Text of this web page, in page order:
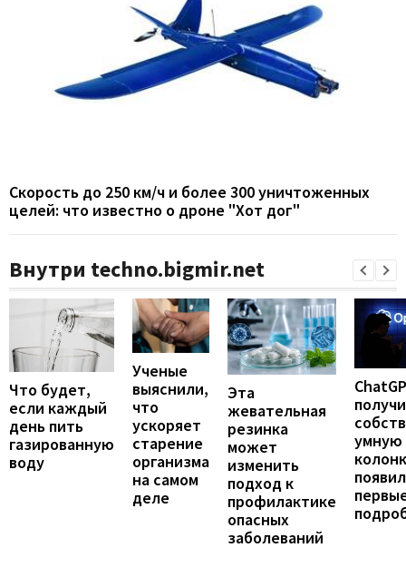
Скорость до 250 км/ч и более 300 уничтоженных
целей: что известно о дроне "Хот дог"
Внутри techno.bigmir.net
Что будет,
если каждый
день пить
газированную
воду
Ученые
выяснили,
что
ускоряет
старение
организма
на самом
деле
Эта
жевательная
резинка
может
изменить
подход к
профилактике
опасных
заболеваний
умную